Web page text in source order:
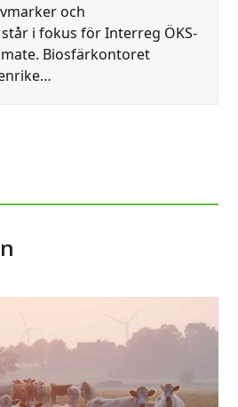
och
i fokus för Interreg ÖKS-
Biosfärkontoret